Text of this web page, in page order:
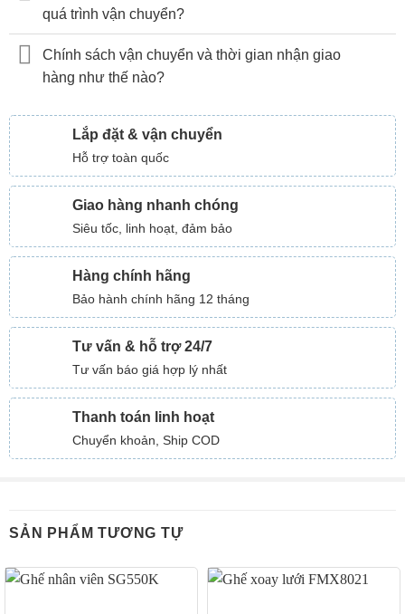
quá trình vận chuyển?
Chính sách vận chuyển và thời gian nhận giao
hàng như thế nào?
Lắp đặt & vận chuyển
Hỗ trợ toàn quốc
Giao hàng nhanh chóng
Siêu tốc, linh hoạt, đảm bảo
Hàng chính hãng
Bảo hành chính hãng 12 tháng
Tư vấn & hỗ trợ 24/7
Tư vấn báo giá hợp lý nhất
Thanh toán linh hoạt
Chuyển khoản, Ship COD
SẢN PHẨM TƯƠNG TỰ